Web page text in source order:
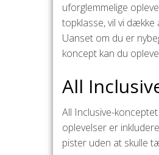
uforglemmelige
topklasse, vil vi dække
Uanset om du er
koncept kan du
All
All Inclusive-
oplevelser er
pister uden at skulle